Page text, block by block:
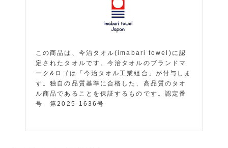
この商品は、今治タオル(imabari towel)に認
定されたタオルです。今治タオルのブランドマ
ーク&ロゴは「今治タオル工業組合」が付与しま
す。独自の品質基準に合格した、高品質のタオ
ル商品であることを保証するものです。認定番
号 第2025-1636号